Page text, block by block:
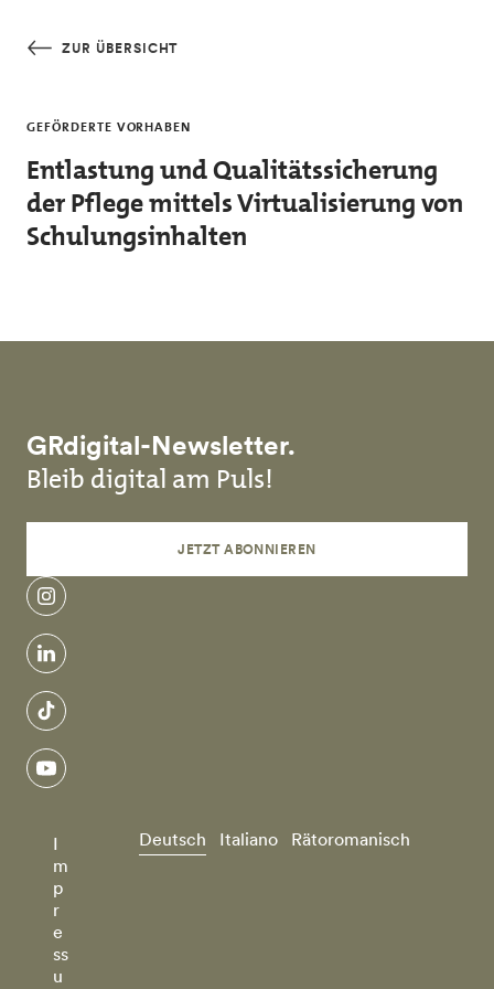
ZUR ÜBERSICHT
GEFÖRDERTE VORHABEN
Entlastung und Qualitätssicherung
der Pflege mittels Virtualisierung von
Schulungsinhalten
GRdigital-Newsletter.
Bleib digital am Puls!
JETZT ABONNIEREN
instagram
linkedin
tiktok
youtube
I
m
p
r
e
ss
u
Deutsch Italiano Rätoromanisch